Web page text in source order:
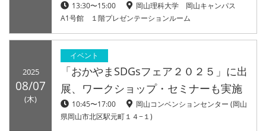
13:30〜15:00
岡山理科大学 岡山キャンパス
A1号館 １階プレゼンテーションルーム
2025
08/07
(木)
イベント
「おかやまSDGsフェア２０２５」に出
展、ワークショップ・セミナーも実施
10:45〜17:00
岡山コンベンションセンター (岡山
県岡山市北区駅元町１４−１)